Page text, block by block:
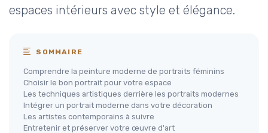
espaces intérieurs avec style et élégance.
SOMMAIRE
Comprendre la peinture moderne de portraits féminins
Choisir le bon portrait pour votre espace
Les techniques artistiques derrière les portraits modernes
Intégrer un portrait moderne dans votre décoration
Les artistes contemporains à suivre
Entretenir et préserver votre œuvre d'art